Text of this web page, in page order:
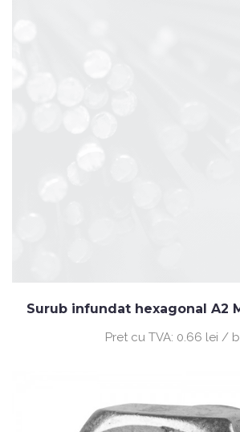
Surub infundat hexagonal A2
Pret cu TVA: 0.66 lei /